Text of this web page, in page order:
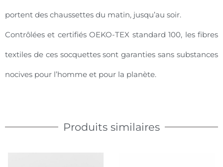
portent des chaussettes du matin, jusqu’au soir.
Contrôlées et certifiés OEKO-TEX standard 100, les fibres
textiles de ces socquettes sont garanties sans substances
nocives pour l’homme et pour la planète.
Produits similaires